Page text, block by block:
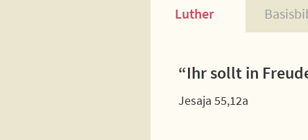
Luther
“Ihr sollt in
Jesaja 55,12a